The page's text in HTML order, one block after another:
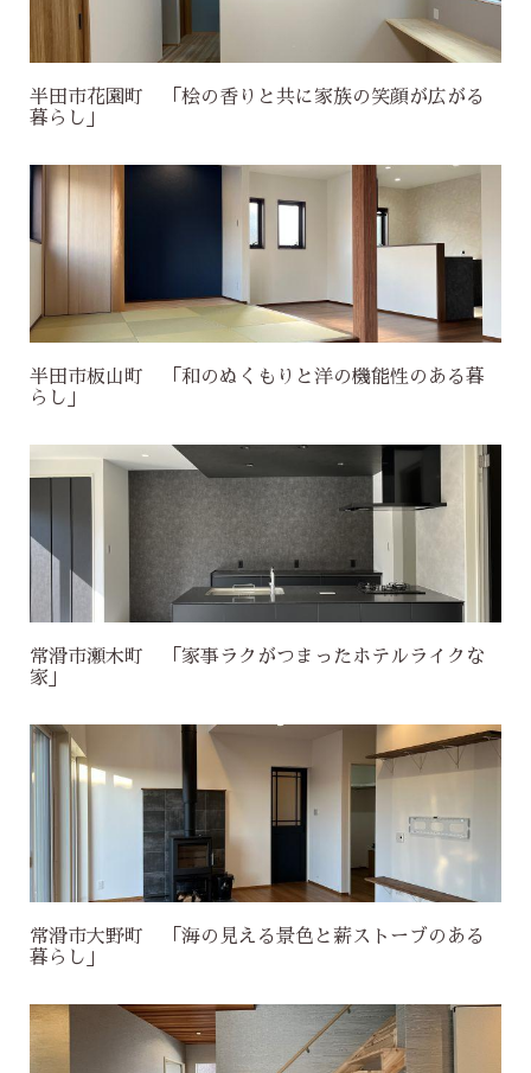
半田市花園町 「桧の香りと共に家族の笑顔が広がる
暮らし」
半田市板山町 「和のぬくもりと洋の機能性のある暮
らし」
常滑市瀬木町 「家事ラクがつまったホテルライクな
家」
常滑市大野町 「海の見える景色と薪ストーブのある
暮らし」